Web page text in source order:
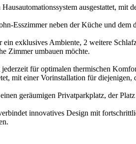
ausgestattet,
Esszimmer neben der Küche und
ein exklusives Ambiente, 2 weitere
Zimmer umbauen möchte.
für optimalen thermischen
mit einer Vorinstallation für diejenigen,
geräumigen Privatparkplatz, der
innovatives Design mit